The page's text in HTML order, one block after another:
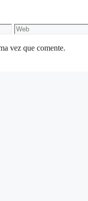
Web
vez que comente.